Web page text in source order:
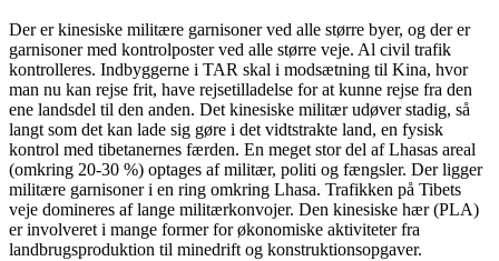
Der er kinesiske militære garnisoner ved alle større byer, og der er
garnisoner med kontrolposter ved alle større veje. Al civil trafik
kontrolleres. Indbyggerne i TAR skal i modsætning til Kina, hvor
man nu kan rejse frit, have rejsetilladelse for at kunne rejse fra den
ene landsdel til den anden. Det kinesiske militær udøver stadig, så
langt som det kan lade sig gøre i det vidtstrakte land, en fysisk
kontrol med tibetanernes færden. En meget stor del af Lhasas areal
(omkring 20-30 %) optages af militær, politi og fængsler. Der ligger
militære garnisoner i en ring omkring Lhasa. Trafikken på Tibets
veje domineres af lange militærkonvojer. Den kinesiske hær (PLA)
er involveret i mange former for økonomiske aktiviteter fra
landbrugsproduktion til minedrift og konstruktionsopgaver.